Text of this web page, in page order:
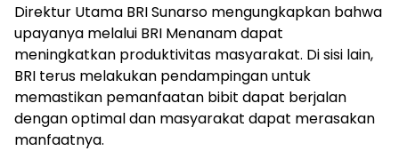
Direktur Utama BRI Sunarso mengungkapkan bahwa
upayanya melalui BRI Menanam dapat
meningkatkan produktivitas masyarakat. Di sisi lain,
BRI terus melakukan pendampingan untuk
memastikan pemanfaatan bibit dapat berjalan
dengan optimal dan masyarakat dapat merasakan
manfaatnya.